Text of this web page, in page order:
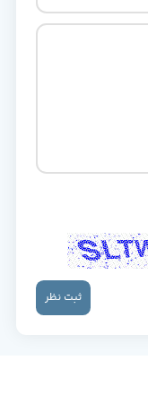
ثبت نظر